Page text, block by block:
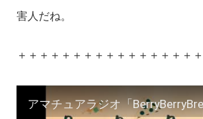
害人だね。
＋＋＋＋＋＋＋＋＋＋＋＋＋＋＋＋